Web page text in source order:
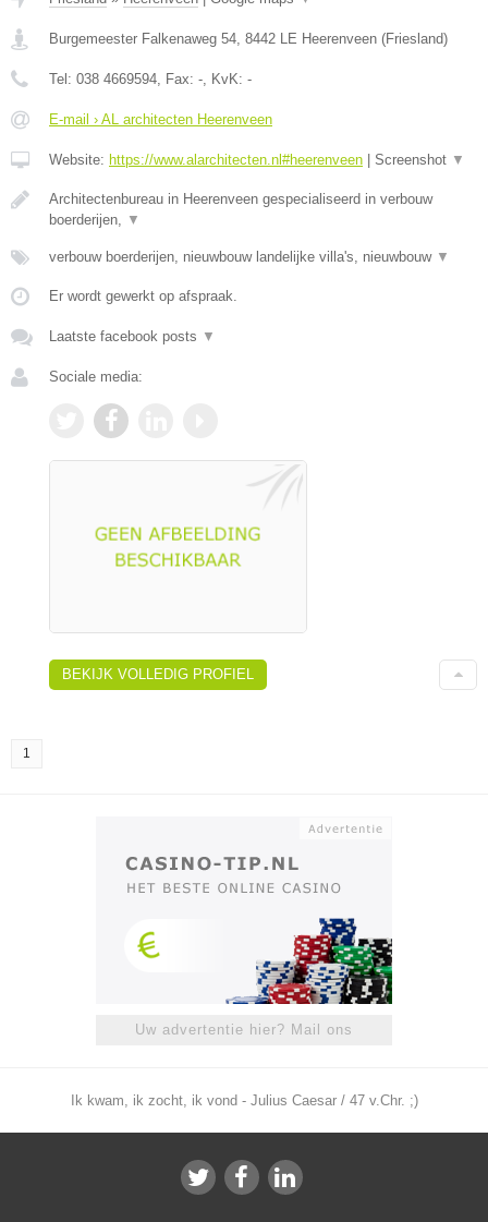
Burgemeester Falkenaweg 54, 8442 LE Heerenveen (Friesland)
Tel: 038 4669594, Fax: -, KvK: -
E-mail › AL architecten Heerenveen
Website: https://www.alarchitecten.nl#heerenveen Screenshot ▼
Architectenbureau in Heerenveen gespecialiseerd in verbouw
boerderijen, ▼
verbouw boerderijen, nieuwbouw landelijke villa's, nieuwbouw ▼
Er wordt gewerkt op afspraak.
Laatste facebook posts ▼
Sociale media:
BEKIJK VOLLEDIG PROFIEL
1
Uw advertentie hier? Mail ons
Ik kwam, ik zocht, ik vond - Julius Caesar / 47 v.Chr. ;)